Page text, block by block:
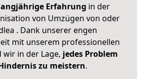
Erfahrung in der
von Umzügen von oder
. Dank unserer engen
mit unserem professionellen
in der Lage, jedes Problem
zu meistern.